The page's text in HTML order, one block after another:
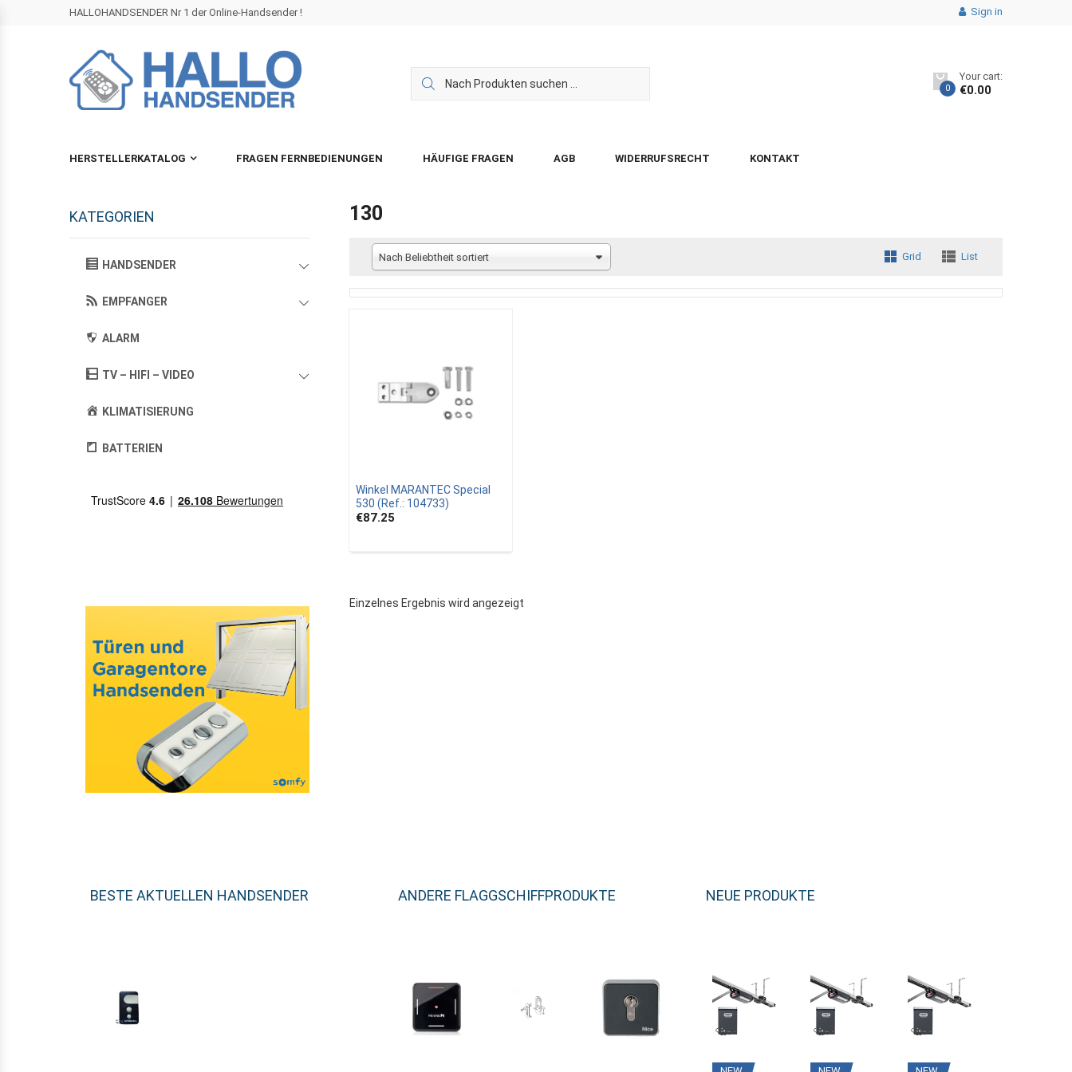
HALLOHANDSENDER Nr 1 der Online-Handsender ! Sign in
0
Your cart:
€0.00
HERSTELLERKATALOG FRAGEN FERNBEDIENUNGEN HÄUFIGE FRAGEN AGB WIDERRUFSRECHT KONTAKT
130
Nach Beliebtheit sortiert Grid List
Winkel MARANTEC Special
530 (Ref.: 104733)
€87.25
Einzelnes Ergebnis wird angezeigt
KATEGORIEN
HANDSENDER
EMPFANGER
ALARM
TV – HIFI – VIDEO
KLIMATISIERUNG
BATTERIEN
BESTE AKTUELLEN HANDSENDER ANDERE FLAGGSCHIFFPRODUKTE NEUE PRODUKTE